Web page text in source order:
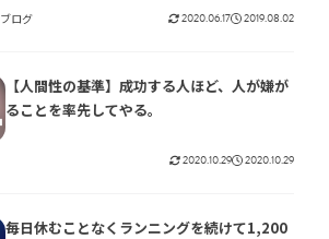
ブログ 2020.06.17 2019.08.02
【人間性の基準】成功する人ほど、人が嫌が
ることを率先してやる。
2020.10.29 2020.10.29
毎日休むことなくランニングを続けて1,200